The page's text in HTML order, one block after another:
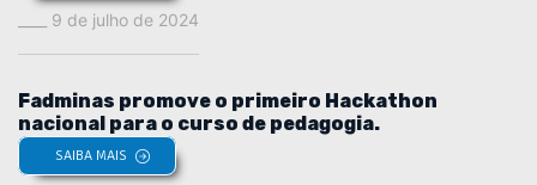
9 de julho de 2024
Fadminas promove o primeiro Hackathon
nacional para o curso de pedagogia.
SAIBA MAIS